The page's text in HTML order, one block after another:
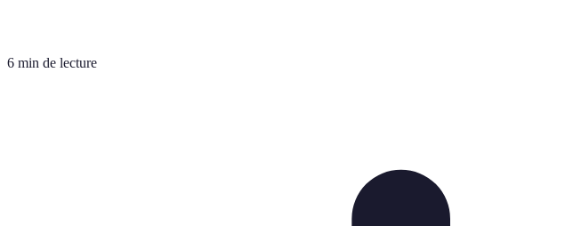
6 min de lecture